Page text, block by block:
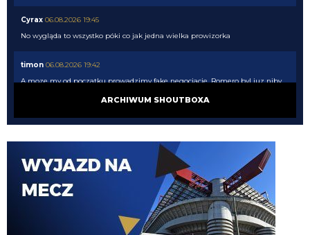
Cyrax 06.08.2026 19:45
No wygląda to wszystko póki co jak jedna wielka prowizorka
timon 06.08.2026 19:42
A moze my od poczatku prowadzimy fake negocjacje. Romero byl juz niby
prowizje to nagle jednak trzeba sprzedac. Pewnie gdyby Chelsea nie weszla
Bekowe te doniesienia i całe mercato. Po fiasku z Palestrą: "Pieniądze
zostaną zainwestowane w klasowego obrońcę". Teraz podają, że Romero
blisko Ateltico i pojawiło się "Pieniądze zaoszczędzone na Romero zostaną
przeznaczone na Jonesa". Za tydzień zapewne "Pieniądze zaoszczędzone
na Dżonsie zostaną wydane zimą". To okienko póki co przebija wszystko
ARCHIWUM SHOUTBOXA